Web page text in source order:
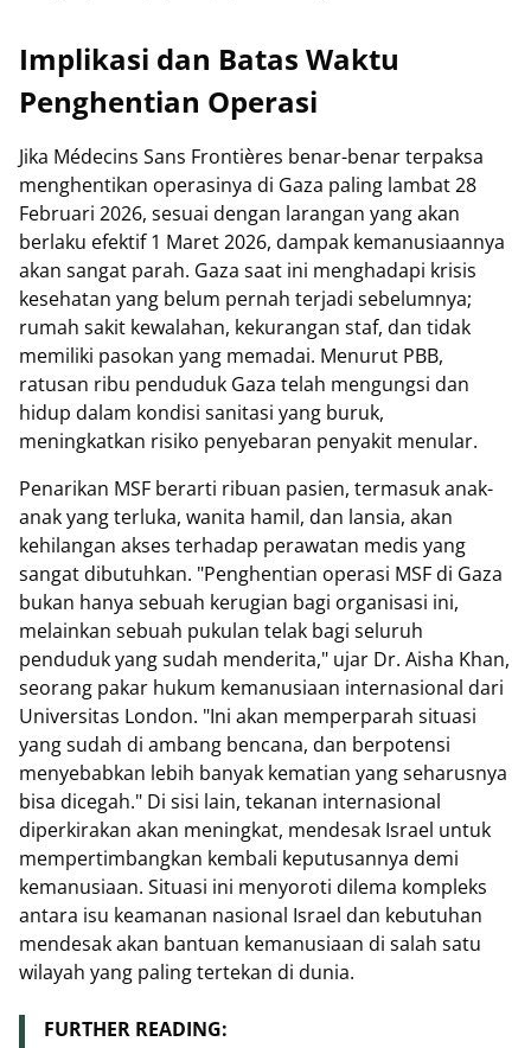
Implikasi dan Batas Waktu
Penghentian Operasi
Jika Médecins Sans Frontières benar-benar terpaksa
menghentikan operasinya di Gaza paling lambat 28
Februari 2026, sesuai dengan larangan yang akan
berlaku efektif 1 Maret 2026, dampak kemanusiaannya
akan sangat parah. Gaza saat ini menghadapi krisis
kesehatan yang belum pernah terjadi sebelumnya;
rumah sakit kewalahan, kekurangan staf, dan tidak
memiliki pasokan yang memadai. Menurut PBB,
ratusan ribu penduduk Gaza telah mengungsi dan
hidup dalam kondisi sanitasi yang buruk,
meningkatkan risiko penyebaran penyakit menular.
Penarikan MSF berarti ribuan pasien, termasuk anak-
anak yang terluka, wanita hamil, dan lansia, akan
kehilangan akses terhadap perawatan medis yang
sangat dibutuhkan. "Penghentian operasi MSF di Gaza
bukan hanya sebuah kerugian bagi organisasi ini,
melainkan sebuah pukulan telak bagi seluruh
penduduk yang sudah menderita," ujar Dr. Aisha Khan,
seorang pakar hukum kemanusiaan internasional dari
Universitas London. "Ini akan memperparah situasi
yang sudah di ambang bencana, dan berpotensi
menyebabkan lebih banyak kematian yang seharusnya
bisa dicegah." Di sisi lain, tekanan internasional
diperkirakan akan meningkat, mendesak Israel untuk
mempertimbangkan kembali keputusannya demi
kemanusiaan. Situasi ini menyoroti dilema kompleks
antara isu keamanan nasional Israel dan kebutuhan
mendesak akan bantuan kemanusiaan di salah satu
wilayah yang paling tertekan di dunia.
FURTHER READING: